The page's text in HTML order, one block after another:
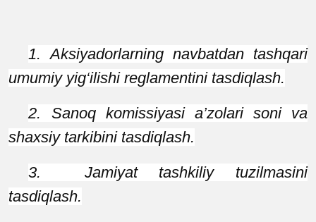
1. Aksiyadorlarning navbatdan tashqari
umumiy yig‘ilishi reglamentini tasdiqlash.
2. Sanoq komissiyasi a’zolari soni va
shaxsiy tarkibini tasdiqlash.
3. Jamiyat tashkiliy tuzilmasini
tasdiqlash.